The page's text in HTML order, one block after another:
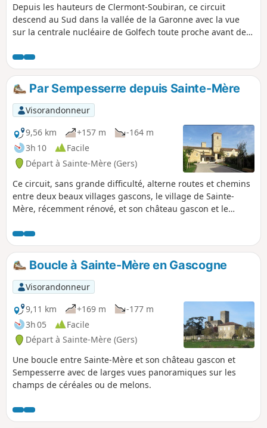
Depuis les hauteurs de Clermont-Soubiran, ce circuit
descend au Sud dans la vallée de la Garonne avec la vue
sur la centrale nucléaire de Golfech toute proche avant de
par la vallée du Ruisseau de Néguevieille en alternant
chemins et portions bitumées.
Par Sempesserre depuis Sainte-Mère
Visorandonneur
9,56 km
+157 m
-164 m
3h 10
Facile
Départ à Sainte-Mère (Gers)
Ce circuit, sans grande difficulté, alterne routes et chemins
entre deux beaux villages gascons, le village de Sainte-
Mère, récemment rénové, et son château gascon et le
campagne vallonnée, typiquement gersoise.
Boucle à Sainte-Mère en Gascogne
Visorandonneur
9,11 km
+169 m
-177 m
3h 05
Facile
Départ à Sainte-Mère (Gers)
Une boucle entre Sainte-Mère et son château gascon et
Sempesserre avec de larges vues panoramiques sur les
champs de céréales ou de melons.